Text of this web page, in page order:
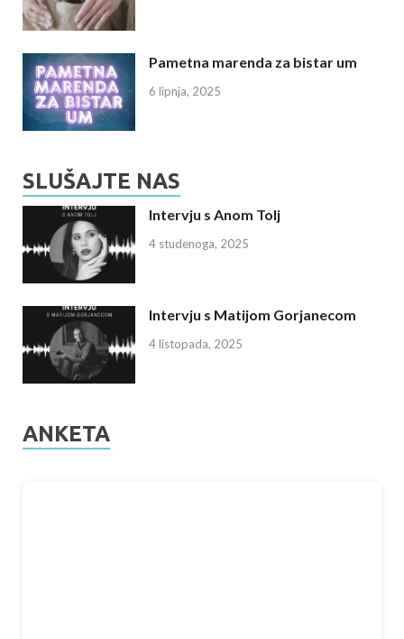
Pametna marenda za bistar um
6 lipnja, 2025
SLUŠAJTE NAS
Intervju s Anom Tolj
4 studenoga, 2025
Intervju s Matijom Gorjanecom
4 listopada, 2025
ANKETA